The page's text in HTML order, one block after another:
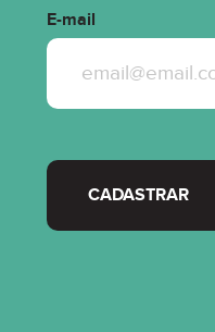
E-mail
CADASTRAR